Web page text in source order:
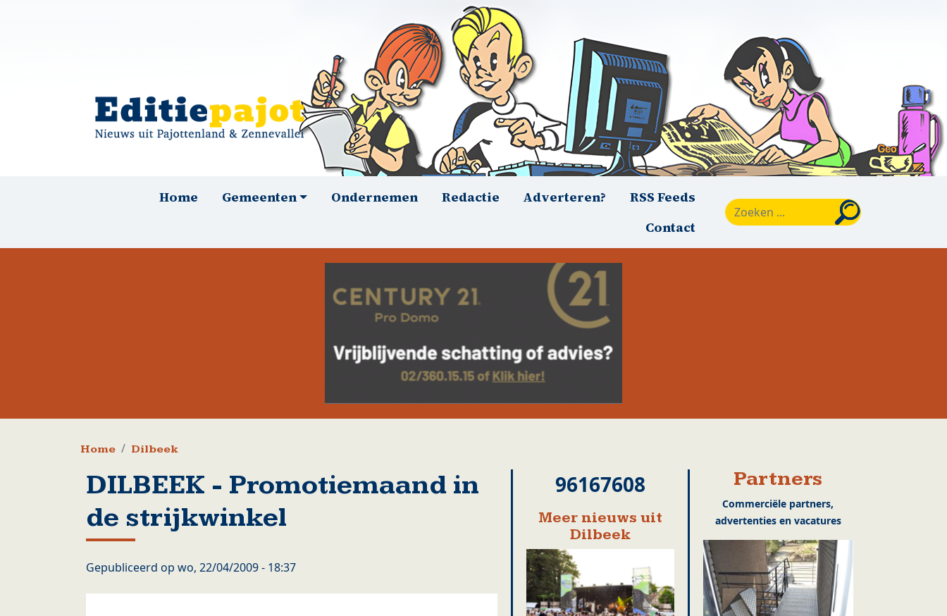
HoofdnavigatieHome Gemeenten Ondernemen Redactie Adverteren?
RSS Feeds
Contact
Kruimelpad
Home Dilbeek
DILBEEK - Promotiemaand in
de strijkwinkel
Gepubliceerd op wo, 22/04/2009 - 18:37
96167608
Meer nieuws uit
Dilbeek
Partners
Commerciële partners,
advertenties en vacatures